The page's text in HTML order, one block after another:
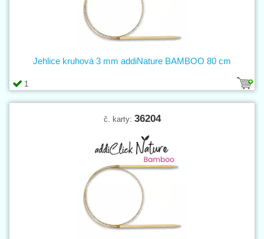
1
Jehlice kruhová 3 mm addiNature BAMBOO 80 cm
č. karty: 36204